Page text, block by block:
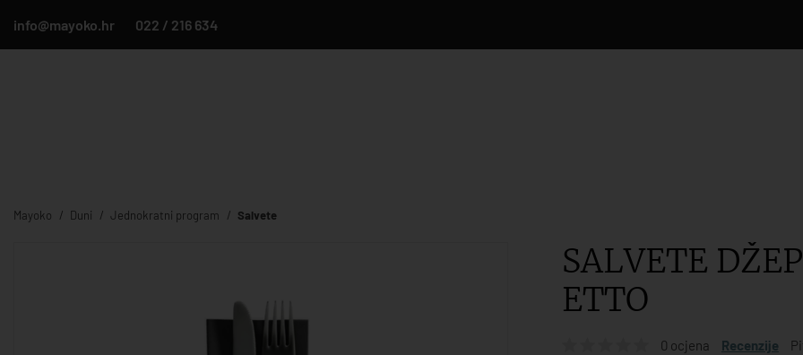
info@mayoko.hr 022 / 216 634
Mayoko Duni Jednokratni program Salvete
SALVETE
ETTO
0 ocjena Recenzije